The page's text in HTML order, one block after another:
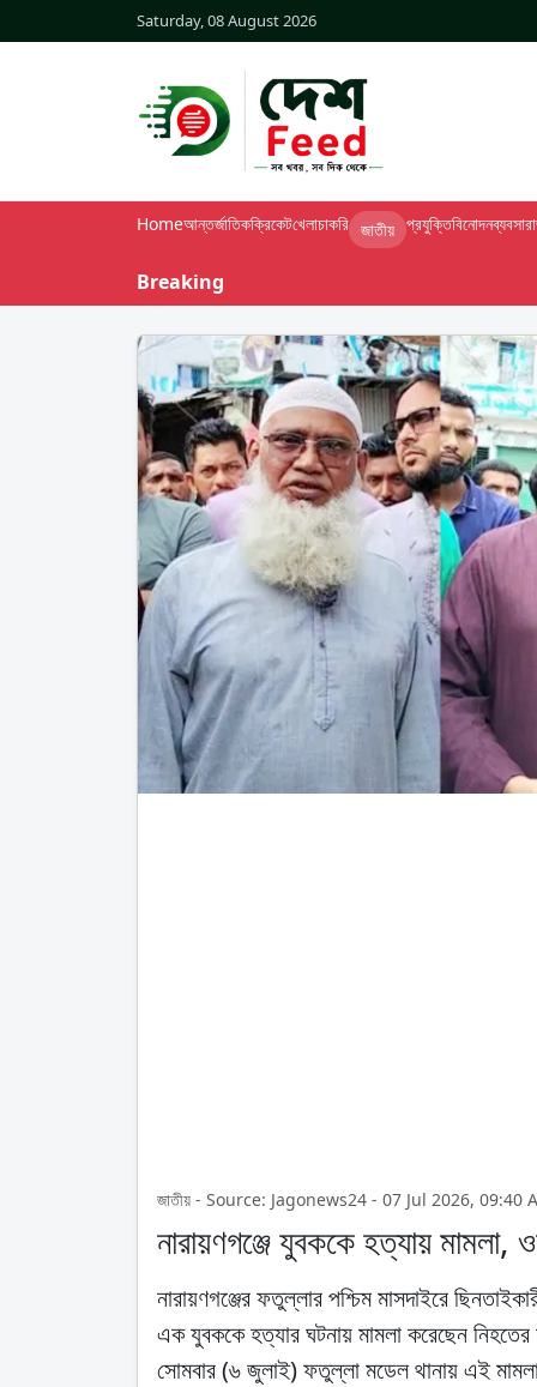
Saturday, 08 August 2026
Homeআন্তর্জাতিকক্রিকেটখেলাচাকরি জাতীয় প্রযুক্তিবিনোদনব্যবসা
Breaking
জাতীয় - Source: Jagonews24 - 07 Jul 2026, 09:40
নারায়ণগঞ্জে যুবককে হত্যায় মামলা,
নারায়ণগঞ্জের ফতুল্লার পশ্চিম মাসদাইরে
এক যুবককে হত্যার ঘটনায় মামলা করেছেন নিহতের
সোমবার (৬ জুলাই) ফতুল্লা মডেল থানায় এই